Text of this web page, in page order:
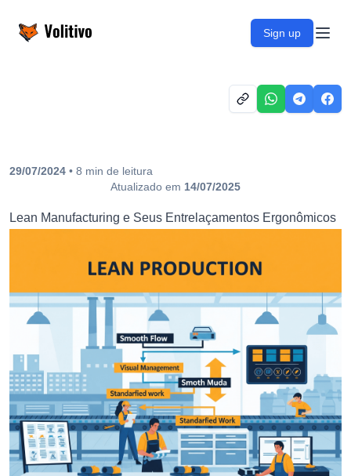
Volitivo Sign up
29/07/2024 • 8 min de leitura
Atualizado em 14/07/2025
Lean Manufacturing e Seus Entrelaçamentos Ergonômicos